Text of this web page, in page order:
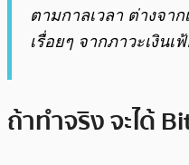
ตามกาลเวลา ต่างจา
เรื่อยๆ จากภาวะเงินเ
ถ้าทำจริง จะได้